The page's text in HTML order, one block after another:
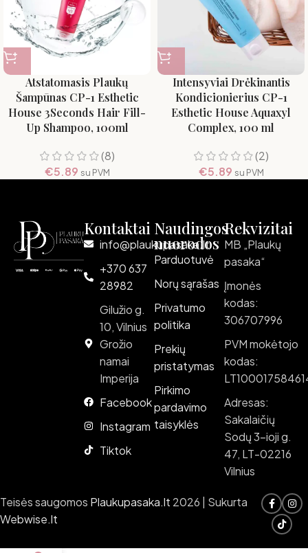
Atstatomasis Plaukų
Šampūnas CP-1 Esthetic
House 3Seconds Hair Fill-
Up Shampoo, 100ml
(8)
€5.89 su PVM
Intensyviai Drėkinantis
Kondicionierius CP-1
Esthetic House Aquaxyl
Complex, 100 ml
(2)
€5.89 su PVM
Kontaktai
info@plaukupasaka.lt
+370 637
28982
Gilužio g.
10, Vilnius
Grožio
namai
Imperija
Facebook
Instagram
Tiktok
Naudingos
nuorodos
Parduotuvė
Norų sąrašas
Privatumo
politika
Prekių
pristatymas
Pirkimo
pardavimo
taisyklės
Rekvizitai
MB „Plaukų
pasaka“
Įmonės
kodas:
306707996
PVM mokėtojo
kodas:
Adresas:
Sakalaičių
Sodų 3-ioji g.
47, LT-02216
Vilnius
Teisės saugomos Plaukupasaka.lt 2026 | Sukurta
Webwise.lt